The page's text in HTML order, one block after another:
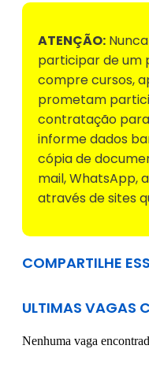
ATENÇÃO:
participar de um
compre cursos,
prometam
contratação para
informe dados
cópia de
mail, WhatsApp,
através de sites
COMPARTILHE
ULTIMAS VAGAS
Nenhuma vaga